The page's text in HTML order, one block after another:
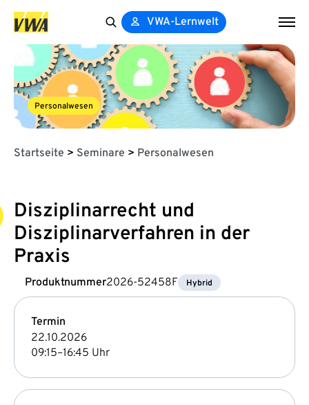
for:
VWA-Lernwelt
Personalwesen
Startseite > Seminare > Personalwesen
Disziplinarrecht und
Disziplinarverfahren in der
Praxis
Produktnummer2026-52458F Hybrid
Termin
22.10.2026
09:15–16:45 Uhr